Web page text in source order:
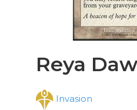
Reya
Invasion